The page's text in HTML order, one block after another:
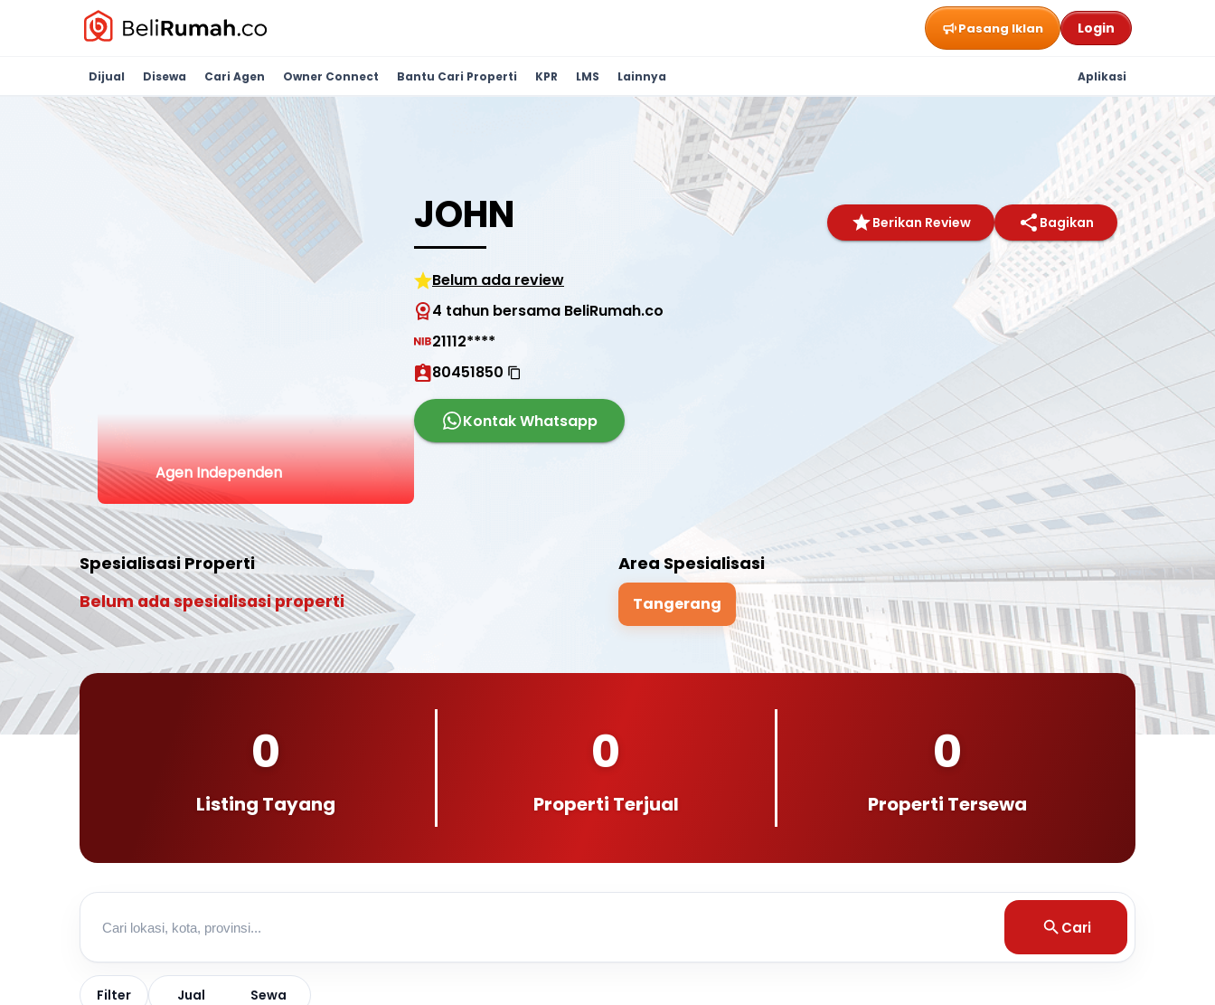
Pasang Iklan Login
Dijual Disewa Cari Agen Owner Connect Bantu Cari Properti KPR LMS Lainnya Aplikasi
Agen Independen
JOHN Berikan Review Bagikan
Belum ada review
4 tahun bersama BeliRumah.co
21112****
80451850
Kontak Whatsapp
Spesialisasi Properti
Belum ada spesialisasi properti
Area Spesialisasi
Tangerang
0
Listing Tayang
0
Properti Terjual
0
Properti Tersewa
Cari
Filter Jual Sewa